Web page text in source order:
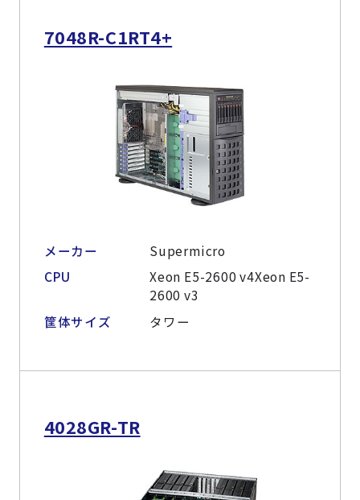
7048R-C1RT4+
メーカー
Supermicro
CPU
Xeon E5-2600 v4Xeon E5-
2600 v3
筐体サイズ
タワー
4028GR-TR